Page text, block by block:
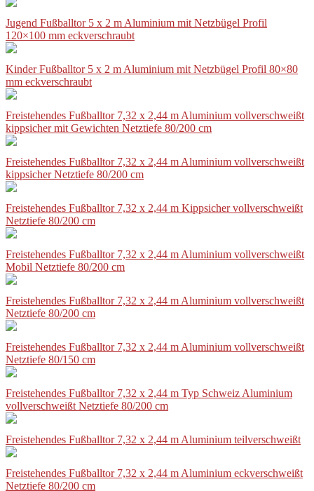
Jugend Fußballtor 5 x 2 m Aluminium mit Netzbügel Profil
120×100 mm eckverschraubt
Kinder Fußballtor 5 x 2 m Aluminium mit Netzbügel Profil 80×80
mm eckverschraubt
Freistehendes Fußballtor 7,32 x 2,44 m Aluminium vollverschweißt
kippsicher mit Gewichten Netztiefe 80/200 cm
Freistehendes Fußballtor 7,32 x 2,44 m Aluminium vollverschweißt
kippsicher Netztiefe 80/200 cm
Freistehendes Fußballtor 7,32 x 2,44 m Kippsicher vollverschweißt
Netztiefe 80/200 cm
Freistehendes Fußballtor 7,32 x 2,44 m Aluminium vollverschweißt
Mobil Netztiefe 80/200 cm
Freistehendes Fußballtor 7,32 x 2,44 m Aluminium vollverschweißt
Netztiefe 80/200 cm
Freistehendes Fußballtor 7,32 x 2,44 m Aluminium vollverschweißt
Netztiefe 80/150 cm
Freistehendes Fußballtor 7,32 x 2,44 m Typ Schweiz Aluminium
vollverschweißt Netztiefe 80/200 cm
Freistehendes Fußballtor 7,32 x 2,44 m Aluminium teilverschweißt
Freistehendes Fußballtor 7,32 x 2,44 m Aluminium eckverschweißt
Netztiefe 80/200 cm